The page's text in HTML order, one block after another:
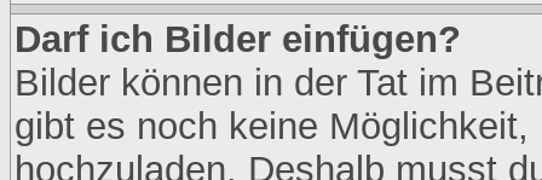
Darf ich Bilder einfügen?
Bilder können in der Tat im
gibt es noch keine
hochzuladen. Deshalb musst